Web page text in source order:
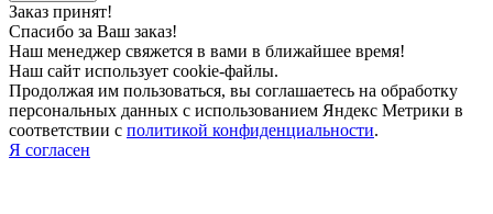
Заказ принят!
Спасибо за Ваш заказ!
Наш менеджер свяжется в вами в ближайшее время!
Наш сайт использует cookie-файлы.
Продолжая им пользоваться, вы соглашаетесь на обработку
персональных данных с использованием Яндекс Метрики в
соответствии с политикой конфиденциальности.
Я согласен